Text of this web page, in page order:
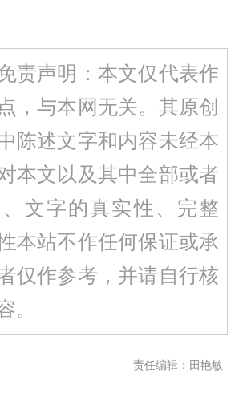
责声明：本文仅代表作
，与本网无关。其原创
陈述文字和内容未经本
本文以及其中全部或者
文字的真实性、完整
本站不作任何保证或承
仅作参考，并请自行核
。
责任编辑：田艳敏